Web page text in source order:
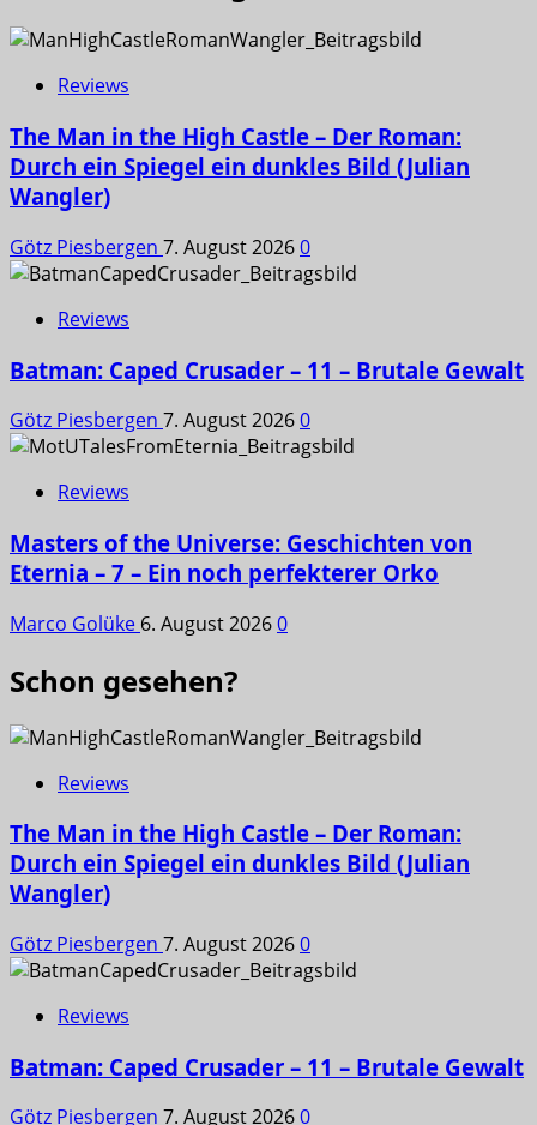
Reviews
The Man in the High Castle – Der Roman:
Durch ein Spiegel ein dunkles Bild (Julian
Wangler)
Götz Piesbergen 7. August 20260
Reviews
Batman: Caped Crusader – 11 – Brutale Gewalt
Götz Piesbergen 7. August 20260
Reviews
Masters of the Universe: Geschichten von
Eternia – 7 – Ein noch perfekterer Orko
Marco Golüke 6. August 20260
Schon gesehen?
Reviews
The Man in the High Castle – Der Roman:
Durch ein Spiegel ein dunkles Bild (Julian
Wangler)
Götz Piesbergen 7. August 20260
Reviews
Batman: Caped Crusader – 11 – Brutale Gewalt
Götz Piesbergen 7. August 20260